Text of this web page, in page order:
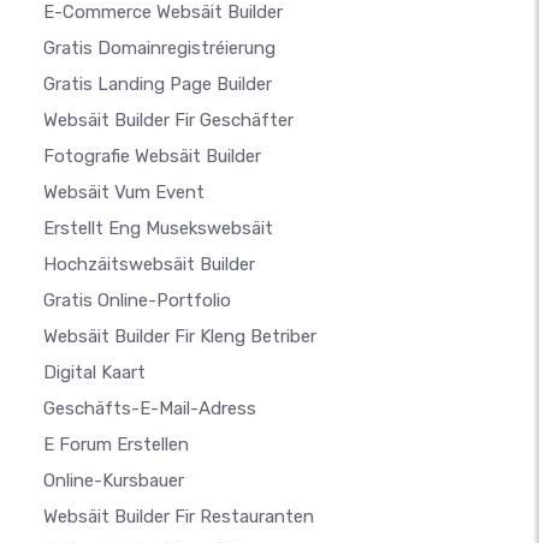
E-Commerce Websäit Builder
Gratis Domainregistréierung
Gratis Landing Page Builder
Websäit Builder Fir Geschäfter
Fotografie Websäit Builder
Websäit Vum Event
Erstellt Eng Musekswebsäit
Hochzäitswebsäit Builder
Gratis Online-Portfolio
Websäit Builder Fir Kleng Betriber
Digital Kaart
Geschäfts-E-Mail-Adress
E Forum Erstellen
Online-Kursbauer
Websäit Builder Fir Restauranten